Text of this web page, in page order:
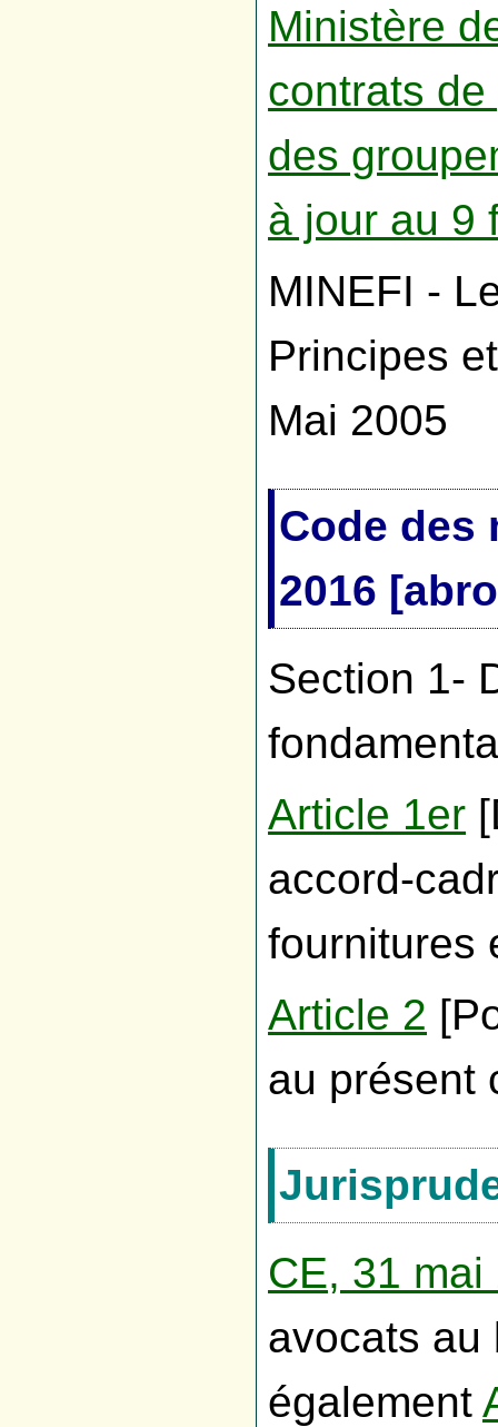
Ministère
contrats de
des
à jour au 9
MINEFI -
Principes
Mai 2005
Code des
2016
Section 1-
Article 1er
accord-
fournitures
Article 2
au présent
CE, 31 mai
avocats au
également